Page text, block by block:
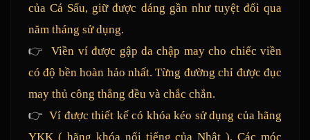
của Cá Sấu, giữ được dáng gần như tuyệt đối qua
năm tháng sử dụng.
👉
Viền ví được gập da chập may cho chiếc viền
có độ bền hoàn hảo nhất. Từng đường chỉ được đục
may thủ công thẳng đều và chắc chắn.
👉 Ví được thiết kế có khóa kéo sử dụng của hãng
YKK ( hãng khóa nổi tiếng của Nhật ). Các móc